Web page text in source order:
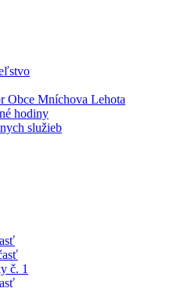
Obce Mníchova Lehota
hodiny
služieb
č. 1